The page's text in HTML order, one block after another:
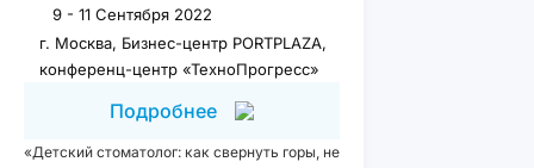
9 - 11 Сентября 2022
г. Москва, Бизнес-центр PORTPLAZA,
конференц-центр «ТехноПрогресс»
Подробнее
«Детский стоматолог: как свернуть горы, не